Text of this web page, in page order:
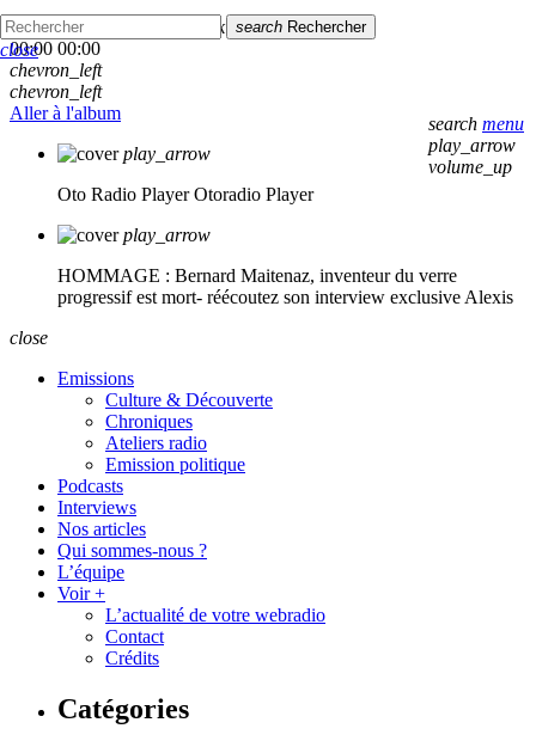
skip_previous
skip_next
00:00 00:00
chevron_left
chevron_left
Aller à l'album
play_arrow
Oto Radio Player Otoradio Player
play_arrow
HOMMAGE : Bernard Maitenaz, inventeur du verre
progressif est mort- réécoutez son interview exclusive Alexis
search menu
play_arrow
volume_up
search Rechercher
close
close
Emissions
Culture & Découverte
Chroniques
Ateliers radio
Emission politique
Podcasts
Interviews
Nos articles
Qui sommes-nous ?
L’équipe
Voir +
L’actualité de votre webradio
Contact
Crédits
Catégories